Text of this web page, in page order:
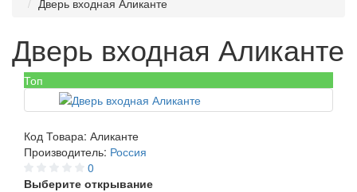
Дверь входная Аликанте
Дверь входная Аликанте
Топ
Код Товара: Аликанте
Производитель: Россия
0
Выберите открывание